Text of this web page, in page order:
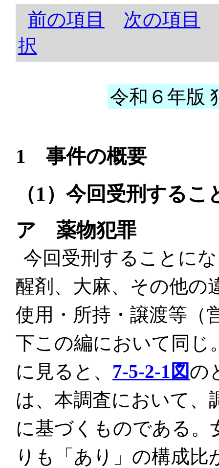
前の項目
次の項目
択
令和６年版
1 事件の概要
（1）今回受刑する
ア 薬物犯罪
今回受刑することに
醒剤、大麻、その他の
使用・所持・譲渡等（
下この編において同じ
に見ると、 7-5-2-1図の
は、本調査において、
に基づくものである。
りも「あり」の構成比